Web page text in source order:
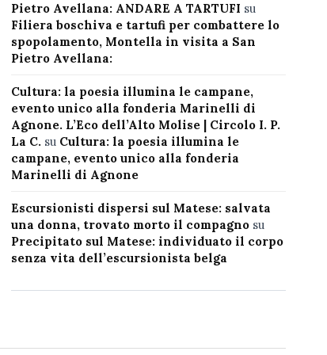
Pietro Avellana: ANDARE A TARTUFI su
Filiera boschiva e tartufi per combattere lo
spopolamento, Montella in visita a San
Pietro Avellana:
Cultura: la poesia illumina le campane,
evento unico alla fonderia Marinelli di
Agnone. L’Eco dell’Alto Molise | Circolo I. P.
La C. su Cultura: la poesia illumina le
campane, evento unico alla fonderia
Marinelli di Agnone
Escursionisti dispersi sul Matese: salvata
una donna, trovato morto il compagnosu
Precipitato sul Matese: individuato il corpo
senza vita dell’escursionista belga